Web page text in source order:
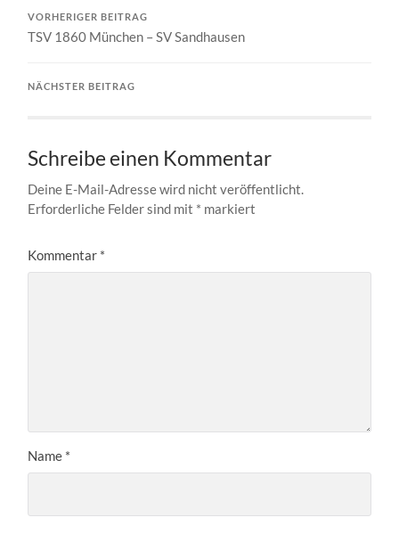
VORHERIGER BEITRAG
TSV 1860 München – SV Sandhausen
NÄCHSTER BEITRAG
Schreibe einen Kommentar
Deine E-Mail-Adresse wird nicht veröffentlicht.
Erforderliche Felder sind mit * markiert
Kommentar *
Name *